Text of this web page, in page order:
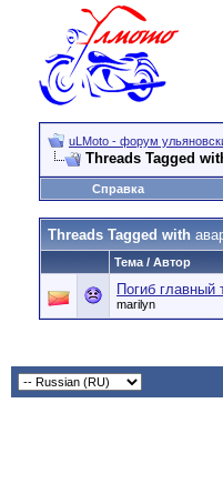
uLMoto - форум
Threads Tagged
Справка
Threads Tagged with
Тема / Автор
Погиб главный
marilyn